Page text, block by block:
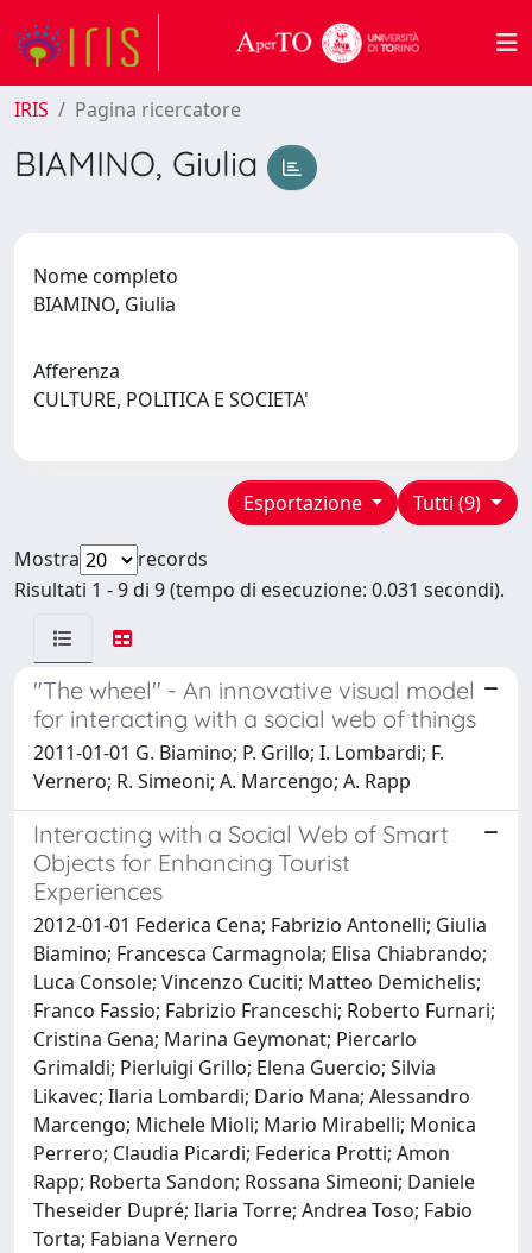
IRIS Pagina ricercatore
BIAMINO, Giulia
Nome completo
BIAMINO, Giulia
Afferenza
CULTURE, POLITICA E SOCIETA'
Tutti (9)
Esportazione
Mostra
records
Risultati 1 - 9 di 9 (tempo di esecuzione: 0.031 secondi).
"The wheel" - An innovative visual model
for interacting with a social web of things
2011-01-01 G. Biamino; P. Grillo; I. Lombardi; F.
Vernero; R. Simeoni; A. Marcengo; A. Rapp
Interacting with a Social Web of Smart
Objects for Enhancing Tourist
Experiences
2012-01-01 Federica Cena; Fabrizio Antonelli; Giulia
Biamino; Francesca Carmagnola; Elisa Chiabrando;
Luca Console; Vincenzo Cuciti; Matteo Demichelis;
Franco Fassio; Fabrizio Franceschi; Roberto Furnari;
Cristina Gena; Marina Geymonat; Piercarlo
Grimaldi; Pierluigi Grillo; Elena Guercio; Silvia
Likavec; Ilaria Lombardi; Dario Mana; Alessandro
Marcengo; Michele Mioli; Mario Mirabelli; Monica
Perrero; Claudia Picardi; Federica Protti; Amon
Rapp; Roberta Sandon; Rossana Simeoni; Daniele
Theseider Dupré; Ilaria Torre; Andrea Toso; Fabio
Torta; Fabiana Vernero